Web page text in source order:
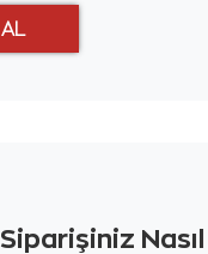
Siparişiniz